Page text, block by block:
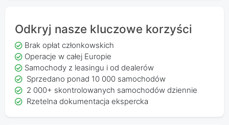
Odkryj nasze kluczowe korzyści
Brak opłat członkowskich
Operacje w całej Europie
Samochody z leasingu i od dealerów
Sprzedano ponad 10 000 samochodów
2 000+ skontrolowanych samochodów dziennie
Rzetelna dokumentacja ekspercka